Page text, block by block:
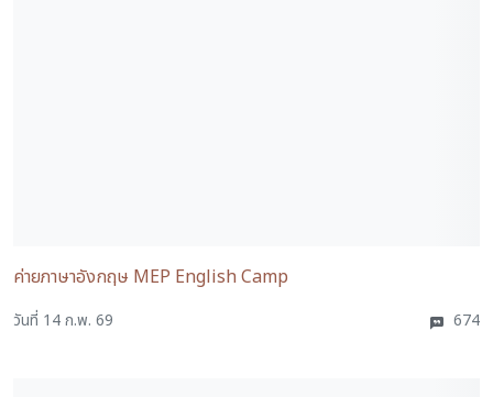
ค่ายภาษาอังกฤษ MEP English Camp
วันที่ 14 ก.พ. 69 674